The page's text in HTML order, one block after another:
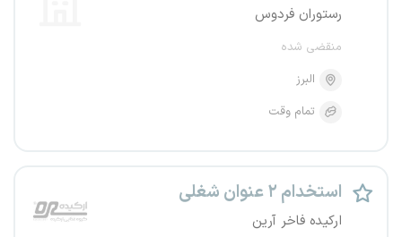
رستوران فردوس
منقضی شده
البرز
تمام وقت
استخدام ۲ عنوان شغلی
ارکیده فاخر آرین